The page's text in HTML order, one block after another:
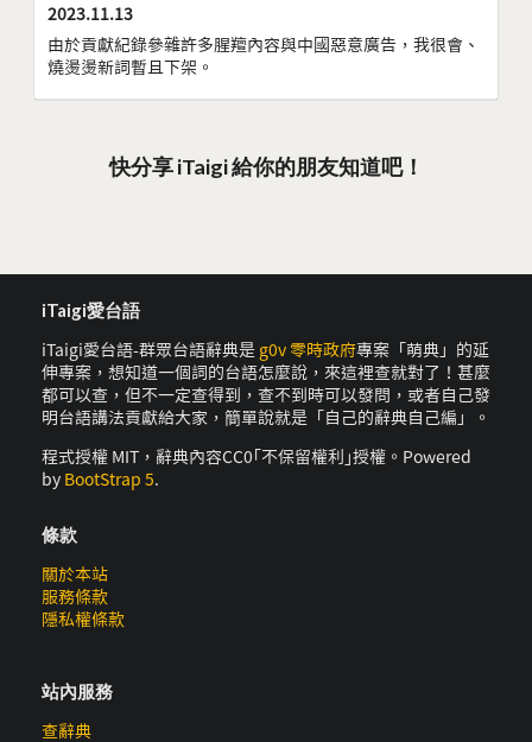
2023.11.13
由於貢獻紀錄參雜許多腥羶內容與中國惡意廣告，我很會、
燒燙燙新詞暫且下架。
快分享 iTaigi 給你的朋友知道吧！
iTaigi愛台語
iTaigi愛台語-群眾台語辭典是 g0v 零時政府專案「萌典」的延
伸專案，想知道一個詞的台語怎麼說，來這裡查就對了！甚麼
都可以查，但不一定查得到，查不到時可以發問，或者自己發
明台語講法貢獻給大家，簡單說就是「自己的辭典自己編」。
程式授權 MIT，辭典內容CC0｢不保留權利｣授權。Powered
by BootStrap 5.
條款
關於本站
服務條款
隱私權條款
站內服務
查辭典